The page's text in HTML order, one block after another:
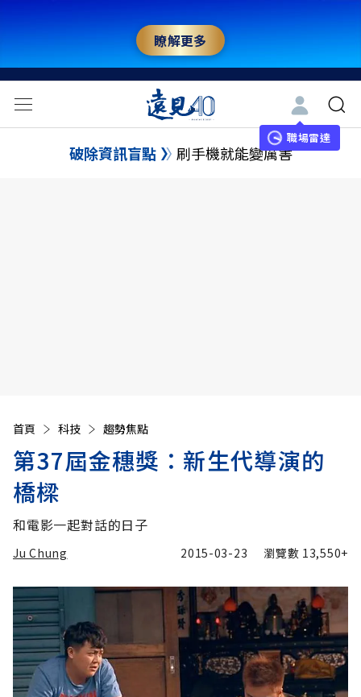
瞭解更多
職場雷達
破除資訊盲點 刷手機就能變厲害
首頁 科技 趨勢焦點
第37屆金穗獎：新生代導演的
橋樑
和電影一起對話的日子
Ju Chung 2015-03-23 瀏覽數 13,550+